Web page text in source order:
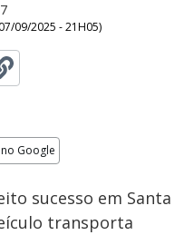
07/09/2025 - 21H05)
Google
sucesso em Santa
transporta